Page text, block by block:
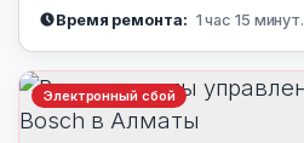
Время ремонта: 1 час 15 минут.
Электронный сбой